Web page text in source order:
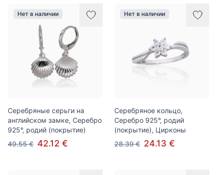
Нет в наличии
Серебряные серьги на
английском замке, Серебро
925°, родий (покрытие)
49.55 € 42.12 €
Нет в наличии
Серебряное кольцо,
Серебро 925°, родий
(покрытие), Цирконы
28.39 € 24.13 €